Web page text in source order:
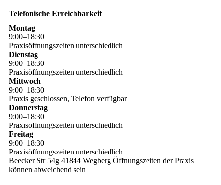
Telefonische Erreichbarkeit
Montag
9:00–18:30
Praxisöffnungszeiten unterschiedlich
Dienstag
9:00–18:30
Praxisöffnungszeiten unterschiedlich
Mittwoch
9:00–18:30
Praxis geschlossen, Telefon verfügbar
Donnerstag
9:00–18:30
Praxisöffnungszeiten unterschiedlich
Freitag
9:00–18:30
Praxisöffnungszeiten unterschiedlich
Beecker Str 54g 41844 Wegberg Öffnungszeiten der Praxis
können abweichend sein